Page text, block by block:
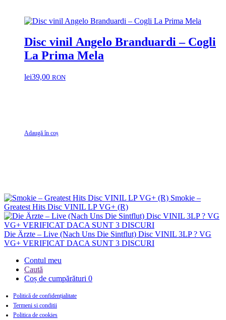
Disc vinil Angelo Branduardi – Cogli
La Prima Mela
lei39,00 RON
Adaugă în coș
Smokie –
Greatest Hits Disc VINIL LP VG+ (R)
Die Ärzte – Live (Nach Uns Die Sintflut) Disc VINIL 3LP ? VG
VG+ VERIFICAT DACA SUNT 3 DISCURI
Contul meu
Caută
Coș de cumpărături 0
Politică de confidențialitate
Termeni si conditii
Politica de cookies